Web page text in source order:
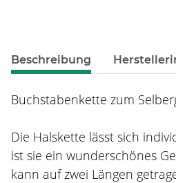
weitere Registerkarten
Beschreibung
Buchstabenkette zum
Die Halskette lässt sich
ist sie ein wunderschönes
kann auf zwei Längen